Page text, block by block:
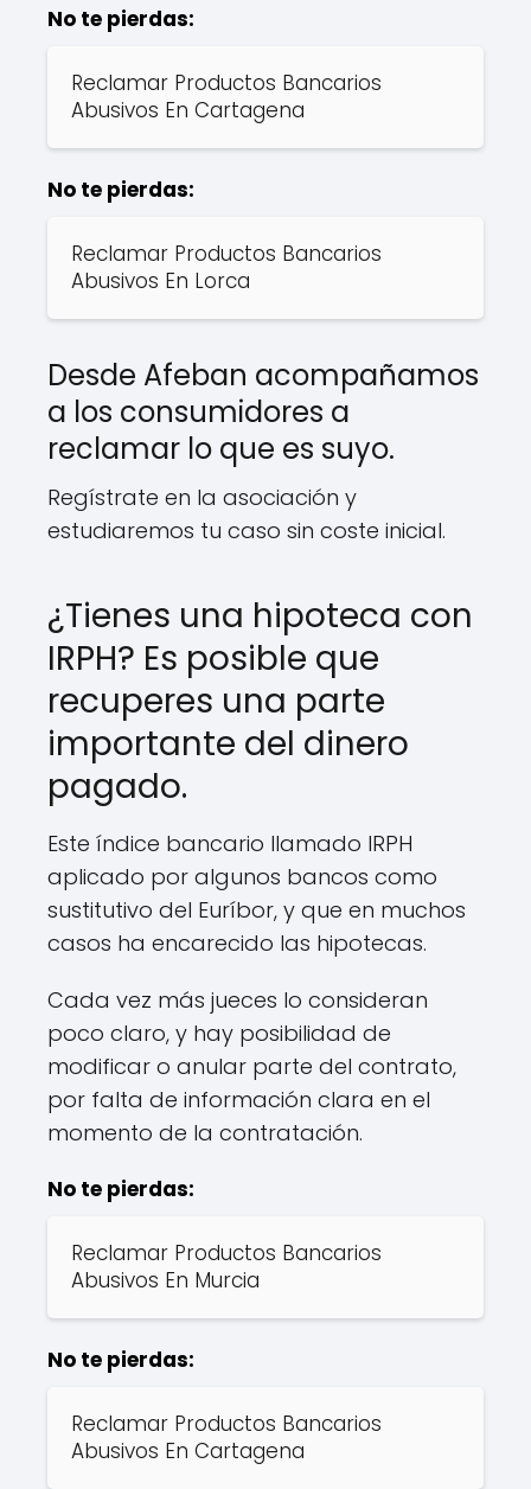
No te pierdas:
Reclamar Productos Bancarios
Abusivos En Cartagena
No te pierdas:
Reclamar Productos Bancarios
Abusivos En Lorca
Desde Afeban acompañamos
a los consumidores a
reclamar lo que es suyo.
Regístrate en la asociación y
estudiaremos tu caso sin coste inicial.
¿Tienes una hipoteca con
IRPH? Es posible que
recuperes una parte
importante del dinero
pagado.
Este índice bancario llamado IRPH
aplicado por algunos bancos como
sustitutivo del Euríbor, y que en muchos
casos ha encarecido las hipotecas.
Cada vez más jueces lo consideran
poco claro, y hay posibilidad de
modificar o anular parte del contrato,
por falta de información clara en el
momento de la contratación.
No te pierdas:
Reclamar Productos Bancarios
Abusivos En Murcia
No te pierdas:
Reclamar Productos Bancarios
Abusivos En Cartagena